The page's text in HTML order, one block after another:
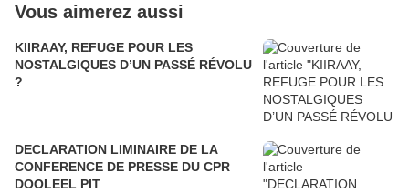
Vous aimerez aussi
KIIRAAY, REFUGE POUR LES
NOSTALGIQUES D’UN PASSÉ RÉVOLU
?
DECLARATION LIMINAIRE DE LA
CONFERENCE DE PRESSE DU CPR
DOOLEEL PIT